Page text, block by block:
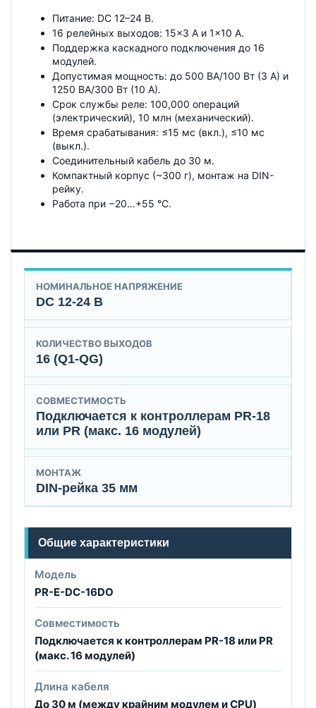
Питание: DC 12–24 В.
16 релейных выходов: 15×3 А и 1×10 А.
Поддержка каскадного подключения до 16
модулей.
Допустимая мощность: до 500 ВА/100 Вт (3 А) и
1250 ВА/300 Вт (10 А).
Срок службы реле: 100,000 операций
(электрический), 10 млн (механический).
Время срабатывания: ≤15 мс (вкл.), ≤10 мс
(выкл.).
Соединительный кабель до 30 м.
Компактный корпус (~300 г), монтаж на DIN-
рейку.
Работа при −20…+55 °C.
НОМИНАЛЬНОЕ НАПРЯЖЕНИЕ
DC 12-24 В
КОЛИЧЕСТВО ВЫХОДОВ
16 (Q1-QG)
СОВМЕСТИМОСТЬ
Подключается к контроллерам PR-18
или PR (макс. 16 модулей)
МОНТАЖ
DIN-рейка 35 мм
Общие характеристики
Модель
PR-E-DC-16DO
Совместимость
Подключается к контроллерам PR-18 или PR
(макс. 16 модулей)
Длина кабеля
До 30 м (между крайним модулем и CPU)